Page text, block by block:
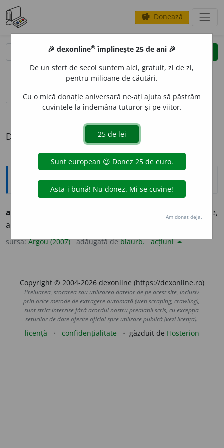
savings Donează
clear
opțiuni
definiții (1)
Definiția cu ID-ul 516979:
Argou
a-i face
a trăda un complice,
a denunța.
sursa:Argou (2007) adăugată deblaurb. acțiuni
Copyright © 2004-2026 dexonline (https://dexonline.ro)
Preluarea, stocarea sau utilizarea datelor de pe acest site, inclusiv
prin orice metode de extragere automată (web scraping, crawling),
sunt strict interzise fără acordul nostru prealabil scris, cu excepția
seturilor de date oferite oficial spre utilizare publică (vezi licența).
licență confidențialitate găzduit de Hosterion
🎉 dexonline® împlinește 25 de ani 🎉
De un sfert de secol suntem aici, gratuit, zi de zi,
pentru milioane de căutări.
Cu o mică donație aniversară ne-ați ajuta să păstrăm
cuvintele la îndemâna tuturor și pe viitor.
Am donat deja.